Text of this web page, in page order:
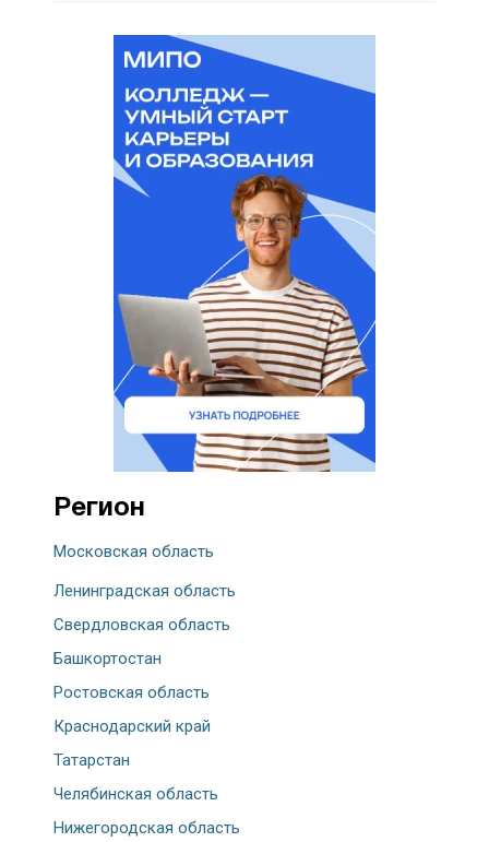
Регион
Московская область
Ленинградская область
Свердловская область
Башкортостан
Ростовская область
Краснодарский край
Татарстан
Челябинская область
Нижегородская область